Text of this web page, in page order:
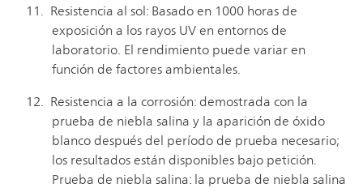
Resistencia al sol: Basado en 1000 horas de
exposición a los rayos UV en entornos de
laboratorio. El rendimiento puede variar en
función de factores ambientales.
Resistencia a la corrosión: demostrada con la
prueba de niebla salina y la aparición de óxido
blanco después del período de prueba necesario;
los resultados están disponibles bajo petición.
Prueba de niebla salina: la prueba de niebla salina